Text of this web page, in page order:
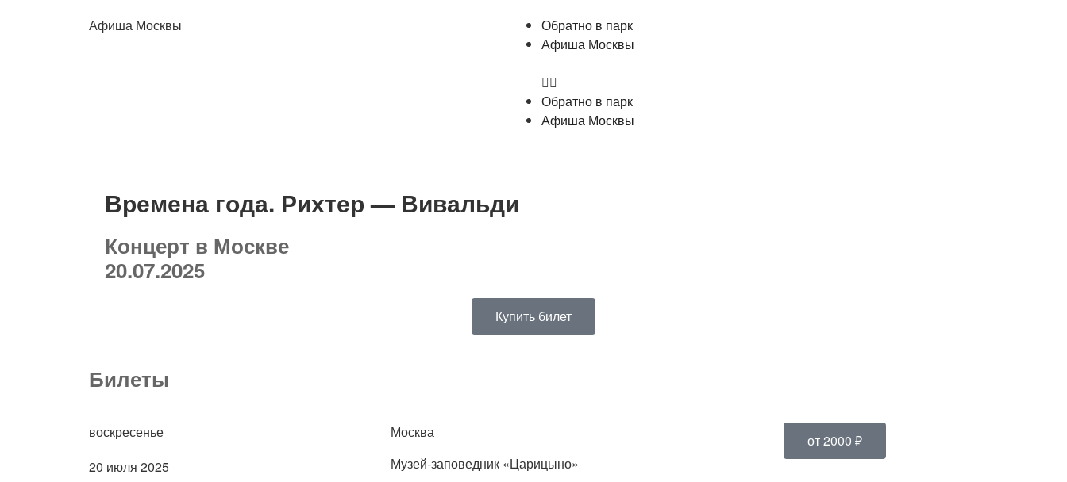
Афиша Москвы
Обратно в парк
Афиша Москвы
Обратно в парк
Афиша Москвы
Времена года. Рихтер — Вивальди
Концерт в Москве
20.07.2025
Купить билет
Билеты
воскресенье
20 июля 2025
Москва
Музей-заповедник «Царицыно»
от 2000 ₽